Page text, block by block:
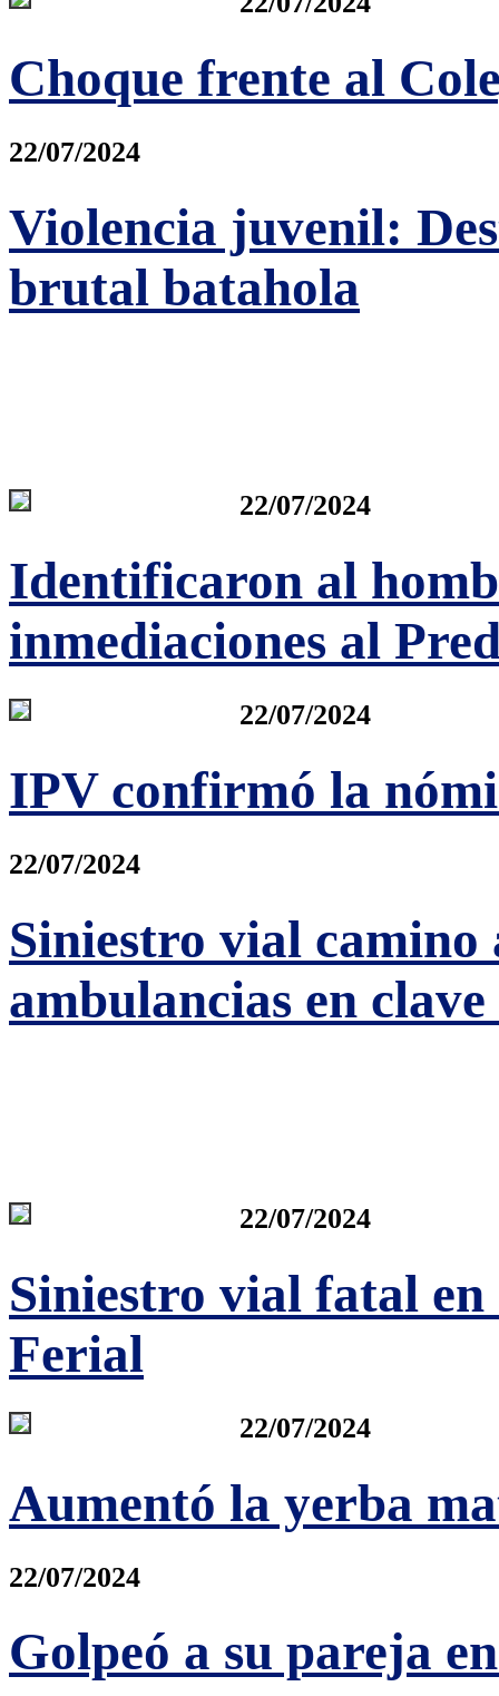
Choque frente al
22/07/2024
Violencia juvenil:
brutal batahola
22/07/2024
Identificaron al
inmediaciones al
22/07/2024
IPV confirmó la
22/07/2024
Siniestro vial camino
ambulancias en
22/07/2024
Siniestro vial fatal
Ferial
22/07/2024
Aumentó la yerba
22/07/2024
Golpeó a su pareja